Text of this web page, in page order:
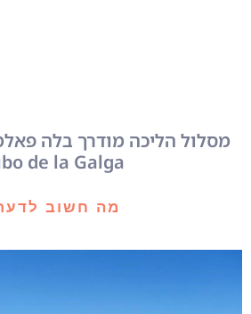
de la Galga
מה חשוב